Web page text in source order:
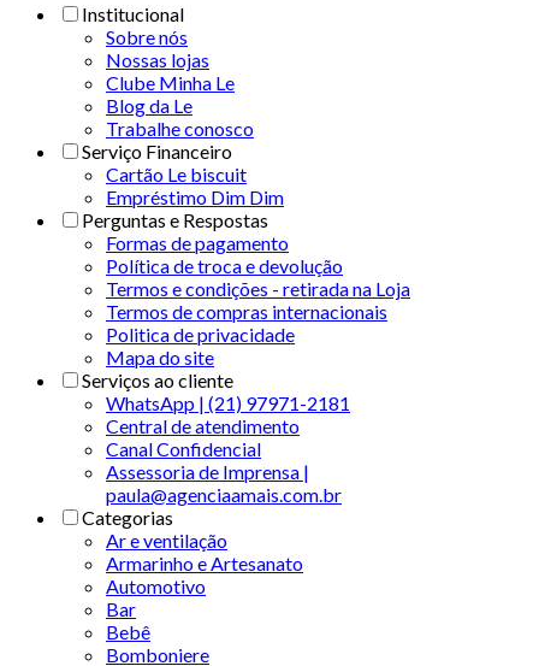
Institucional
Sobre nós
Nossas lojas
Clube Minha Le
Blog da Le
Trabalhe conosco
Serviço Financeiro
Cartão Le biscuit
Empréstimo Dim Dim
Perguntas e Respostas
Formas de pagamento
Política de troca e devolução
Termos e condições - retirada na Loja
Termos de compras internacionais
Politica de privacidade
Mapa do site
Serviços ao cliente
WhatsApp | (21) 97971-2181
Central de atendimento
Canal Confidencial
Assessoria de Imprensa |
paula@agenciaamais.com.br
Categorias
Ar e ventilação
Armarinho e Artesanato
Automotivo
Bar
Bebê
Bomboniere